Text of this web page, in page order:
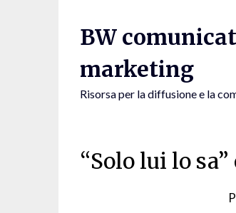
BW
marketing
Risorsa per la diffusione e la
“Solo lui lo